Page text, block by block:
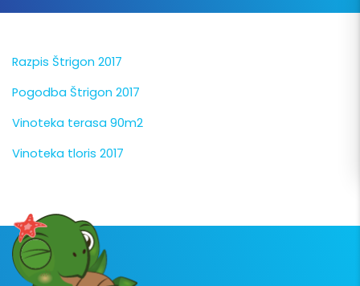
Razpis Štrigon 2017
Pogodba Štrigon 2017
Vinoteka terasa 90m2
Vinoteka tloris 2017